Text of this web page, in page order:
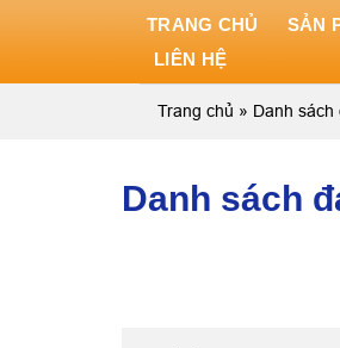
TRANG CHỦ SẢN
LIÊN HỆ
Trang chủ » Danh sách
Danh sách